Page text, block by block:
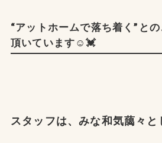
“アットホームで落ち着く”と
頂いています☺️💓
スタッフは、みな和気藹々と